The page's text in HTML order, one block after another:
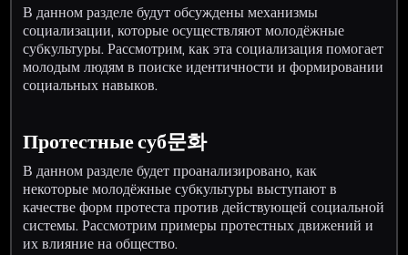
В данном разделе будут обсуждены механизмы
социализации, которые осуществляют молодёжные
субкультуры. Рассмотрим, как эта социализация помогает
молодым людям в поиске идентичности и формировании
социальных навыков.
Протестные суб문화
В данном разделе будет проанализировано, как
некоторые молодёжные субкультуры выступают в
качестве форм протеста против действующей социальной
системы. Рассмотрим примеры протестных движений и
их влияние на общество.